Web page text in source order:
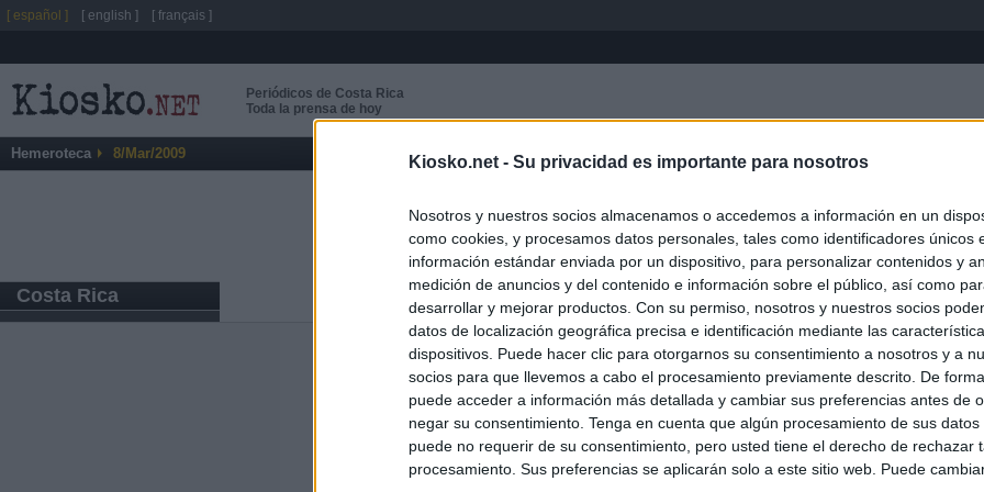
Kiosko.net - Su privacidad es importante para nosotros
Nosotros y nuestros socios almacenamos o accedemos a información en un
como cookies, y procesamos datos personales, tales como identificadores únicos
información estándar enviada por un dispositivo, para personalizar contenidos y
medición de anuncios y del contenido e información sobre el público, así como
desarrollar y mejorar productos. Con su permiso, nosotros y nuestros socios
datos de localización geográfica precisa e identificación mediante las
dispositivos. Puede hacer clic para otorgarnos su consentimiento a nosotros y a
socios para que llevemos a cabo el procesamiento previamente descrito. De
puede acceder a información más detallada y cambiar sus preferencias antes de
negar su consentimiento. Tenga en cuenta que algún procesamiento de sus
puede no requerir de su consentimiento, pero usted tiene el derecho de rechazar
procesamiento. Sus preferencias se aplicarán solo a este sitio web. Puede
Periódicos de Costa Rica
Toda la prensa de hoy
Hemeroteca 8/Mar/2009 Inicio
Costa Rica
Últimas noticias
Sorpresa y dudas entre los viajeros procedentes de Italia por los nuevos
controles: "Nos lo esperábamos peor"
España impone controles a los viajeros procedentes de Italia tras el rechazo de
del
[ español ] [ english ] [ français ]